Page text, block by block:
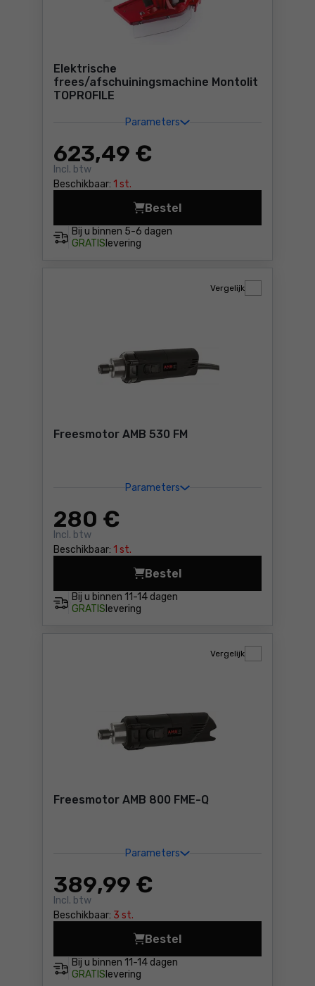
Elektrische
frees/afschuiningsmachine Montolit
TOPROFILE
Parameters
623,49 €
Incl. btw
Beschikbaar: 1 st.
Bij u binnen 5-6 dagen
GRATIS levering
Bestel
Elektrische frees/
Freesmotor AMB 530 FM
Parameters
280 €
Incl. btw
Beschikbaar: 1 st.
Vergelijk
Bij u binnen 11-14 dagen
GRATIS levering
Bestel
Freesmotor AMB 530 FM
Freesmotor AMB 800 FME-Q
Parameters
389,99 €
Incl. btw
Beschikbaar: 3 st.
Vergelijk
Bij u binnen 11-14 dagen
GRATIS levering
Bestel
Freesmotor AMB 800 FME-